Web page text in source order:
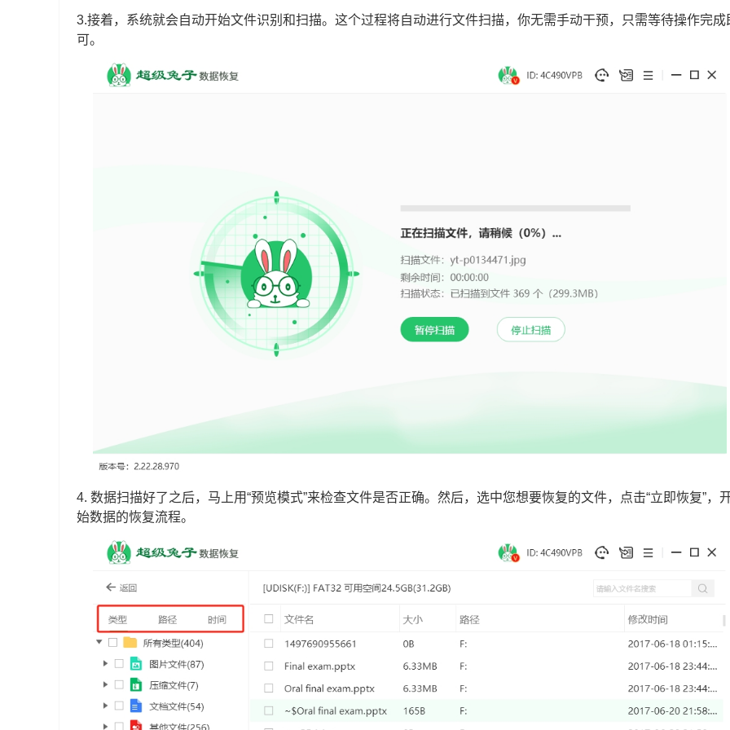
3.接着，系统就会自动开始文件识别和扫描。这个过程将自动进行文件扫描，你无需手动干预，只需等待操作完成
可。
4. 数据扫描好了之后，马上用“预览模式”来检查文件是否正确。然后，选中您想要恢复的文件，点击“立即恢复”，
始数据的恢复流程。